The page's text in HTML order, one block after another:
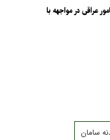
عراقی در مواجهه با
سامان